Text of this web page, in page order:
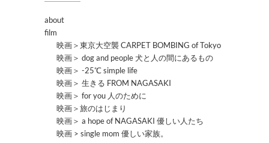
about
film
映画＞東京大空襲 CARPET BOMBING of Tokyo
映画＞ dog and people 犬と人の間にあるもの
映画＞ -25℃ simple life
映画＞ 生きる FROM NAGASAKI
映画＞ for you 人のために
映画＞旅のはじまり
映画＞ a hope of NAGASAKI 優しい人たち
映画 > single mom 優しい家族。